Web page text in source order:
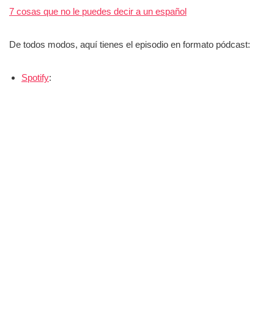
7 cosas que no le puedes decir a un español
De todos modos, aquí tienes el episodio en formato pódcast:
Spotify: